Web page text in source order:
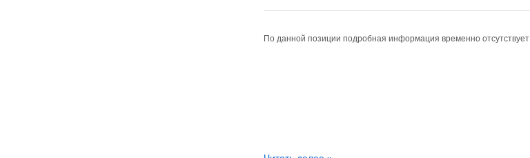
По данной позиции подробная информация временно отсутствует